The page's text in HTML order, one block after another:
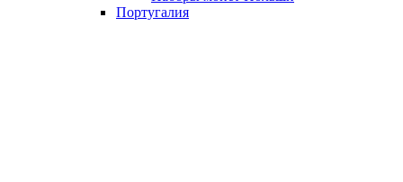
Португалия